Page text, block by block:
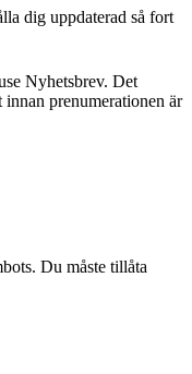
dig uppdaterad så fort
Nyhetsbrev. Det
prenumerationen är
Du måste tillåta